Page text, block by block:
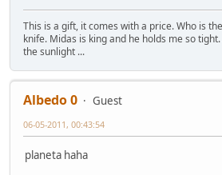
This is a gift, it comes with a price. Who is
knife. Midas is king and he holds me so
the sunlight ...
Albedo 0
Guest
06-05-2011, 00:43:54
planeta haha